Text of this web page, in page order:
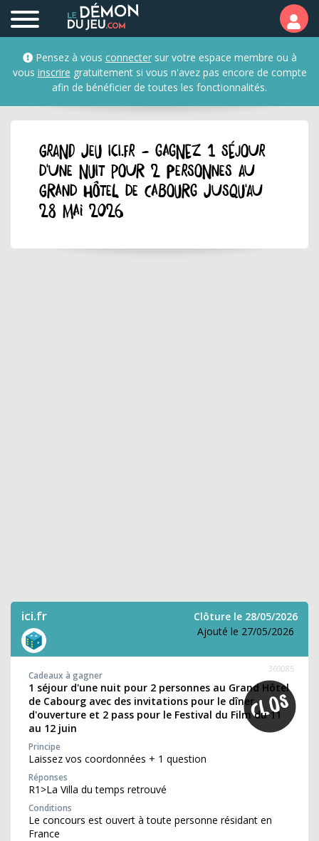
Pensez à vous connectersur votre espace membre ou à
vous inscrire gratuitement si vous n'avez pas encore de compte
afin de bénéficier de toutes les fonctionnalités.
GRAND JEU ici.fr - Gagnez 1 séjour
d'une nuit pour 2 personnes au
Grand Hôtel de Cabourg jusqu'au
28 mai 2026
ici.fr
Clôture le 28/05/2026
Ajouté le 27/05/2026
369085
Cadeaux à gagner
1 séjour d'une nuit pour 2 personnes au Grand Hôtel
de Cabourg avec des invitations pour le dîner
d'ouverture et 2 pass pour le Festival du Film du 11
au 12 juin
Principe
Laissez vos coordonnées + 1 question
Réponses
R1>La Villa du temps retrouvé
Conditions
Le concours est ouvert à toute personne résidant en
France